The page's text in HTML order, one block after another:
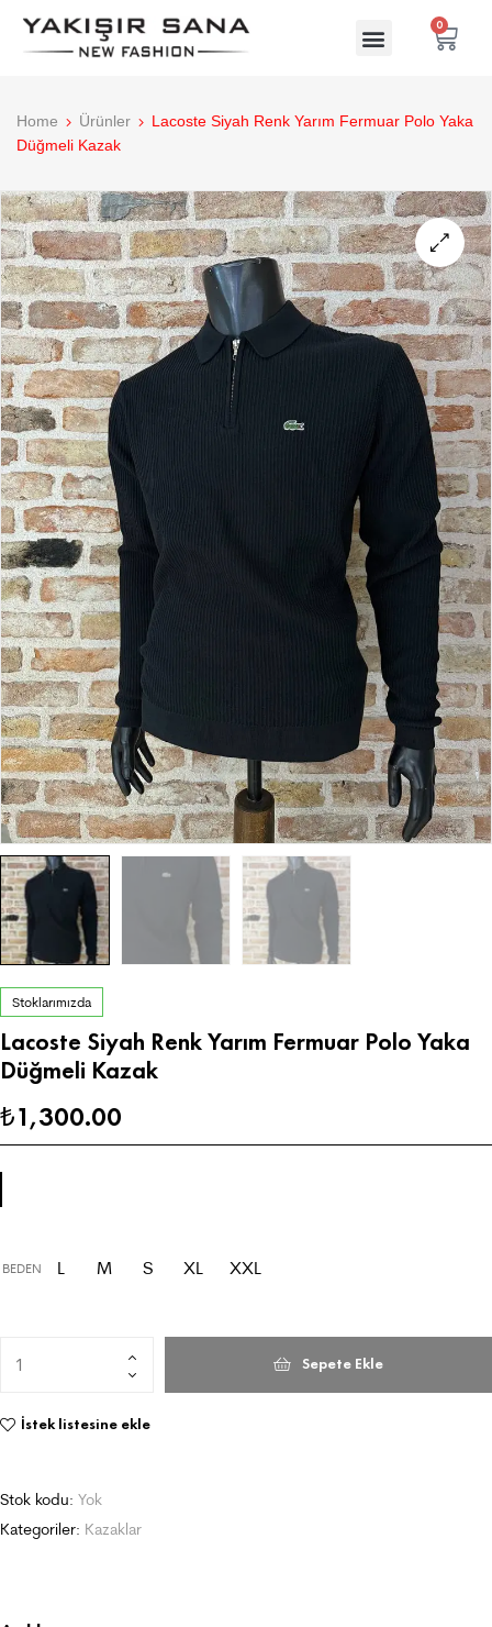
0
Home Ürünler
Lacoste Siyah Renk Yarım Fermuar Polo Yaka
Düğmeli Kazak
Stoklarımızda
Lacoste Siyah Renk Yarım Fermuar Polo Yaka
Düğmeli Kazak
₺1,300.00
BEDEN L M S XL XXL
Sepete Ekle
İstek listesine ekle
Stok kodu: Yok
Kategoriler: Kazaklar